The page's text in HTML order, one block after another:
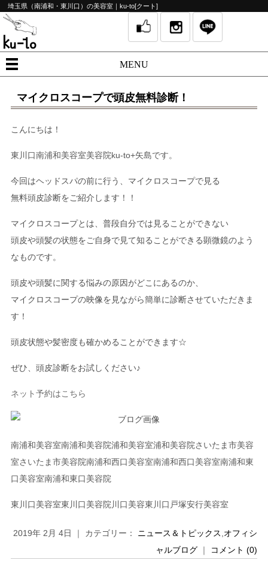
埼玉県（南浦和・東川口）の美容室｜ku-to[クート]
MENU
マイクロスコープで頭皮無料診断！
こんにちは！
東川口南浦和美容室美容院ku-to+矢島です。
今回はヘッドスパの前に行う、マイクロスコープで見る
無料頭皮診断をご紹介します！！
マイクロスコープとは、普段自分では見ることができない
頭皮や頭髪の状態をご自身で見て知ることができる顕微鏡のよう
なものです。
頭皮や頭髪に関する悩みの原因がどこにあるのか、
マイクロスコープの映像を見ながら簡単に診断させていただきま
す！
頭皮状態や髪密度も確かめることができます☆
ぜひ、頭皮診断をお試しください♪
ネット予約はこちら
南浦和美容室南浦和美容院浦和美容室浦和美容院さいたま市美容
室さいたま市美容院南浦和西口美容室南浦和西口美容室南浦和東
口美容室南浦和東口美容院
東川口美容室東川口美容院川口美容東川口戸塚安行美容室
2019年 2月 4日 ｜ カテゴリー： ニュース＆トピックス オフィシ
ャルブログ ｜ コメント (0)